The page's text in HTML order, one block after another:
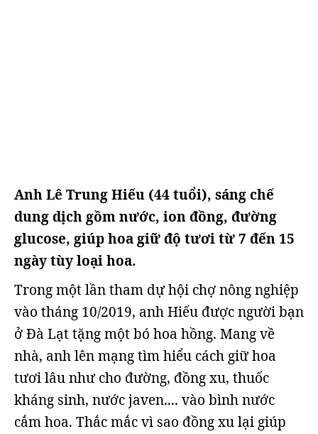
Anh Lê Trung Hi​ếu (44 tuổi), sáng chế
dung dịch gồm nước, ion đồng, đường
glucose, giúp hoa giữ độ tươi từ 7 đến 15
ngày tùy loại hoa.
Trong một lần tham dự hội chợ nông nghiệp
vào tháng 10/2019, anh Hiếu được người bạn
ở Đà Lạt tặng một bó hoa hồng. Mang về
nhà, anh lên mạng tìm hiểu cách giữ hoa
tươi lâu như cho đường, đồng xu, thuốc
kháng sinh, nước javen.... vào bình nước
cắm hoa. Thắc mắc vì sao đồng xu lại giúp